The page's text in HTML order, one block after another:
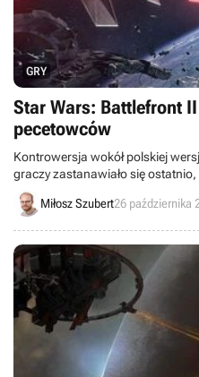
GRY
Star Wars: Battlefront
pecetowców
Kontrowersja wokół polskiej
graczy zastanawiało się
język na angielski. Według
najbardziej... ale tylko na
Miłosz Szubert26 października